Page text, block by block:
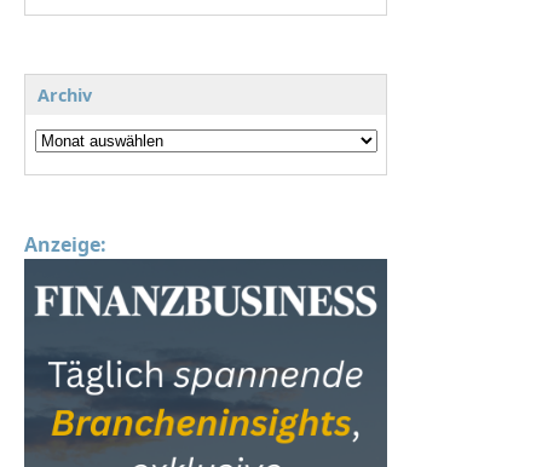
Archiv
Anzeige: